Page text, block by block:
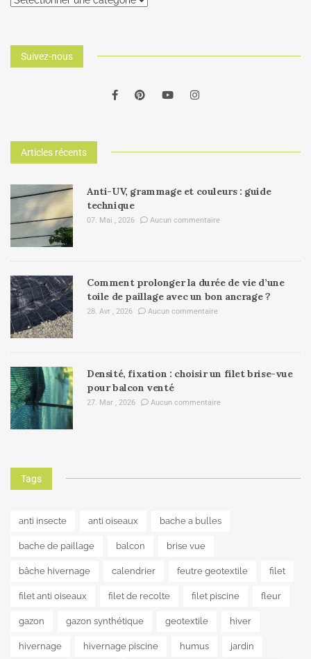
Suivez-nous
Articles récents
Anti-UV, grammage et couleurs : guide
technique
07. Mai , 2026 Aucun commentaire
Comment prolonger la durée de vie d’une
toile de paillage avec un bon ancrage ?
28. Avr , 2026 Aucun commentaire
Densité, fixation : choisir un filet brise-vue
pour balcon venté
27. Mar , 2026 Aucun commentaire
Tags
anti insecte anti oiseaux bache a bulles
bache de paillage balcon brise vue
bâche hivernage calendrier feutre geotextile filet
filet anti oiseaux filet de recolte filet piscine fleur
gazon gazon synthétique geotextile hiver
hivernage hivernage piscine humus jardin